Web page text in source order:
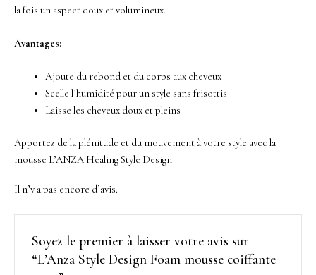
la fois un aspect doux et volumineux.
Avantages:
Ajoute du rebond et du corps aux cheveux
Scelle l’humidité pour un style sans frisottis
Laisse les cheveux doux et pleins
Apportez de la plénitude et du mouvement à votre style avec la
mousse L’ANZA Healing Style Design
Il n’y a pas encore d’avis.
Soyez le premier à laisser votre avis sur
“L’Anza Style Design Foam mousse coiffante